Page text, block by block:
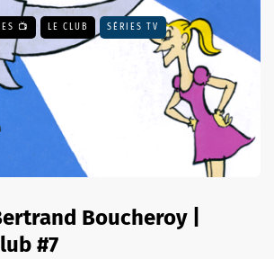
📺 LE CLUB SÉRIES TV
Boucheroy |
#7